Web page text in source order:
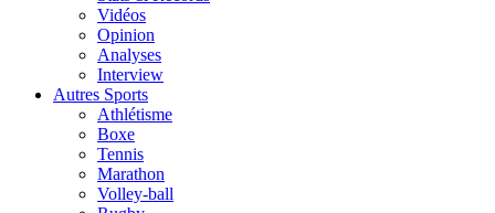
Vidéos
Opinion
Analyses
Interview
Autres Sports
Athlétisme
Boxe
Tennis
Marathon
Volley-ball